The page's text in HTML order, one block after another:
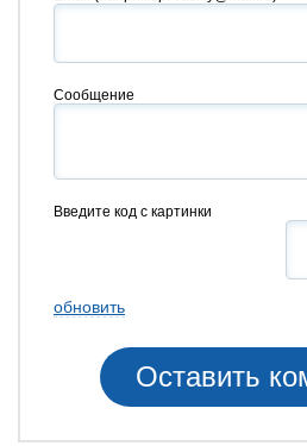
Сообщение
Введите код с картинки
обновить